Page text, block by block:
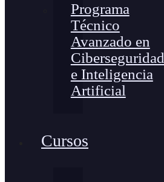
Programa
Técnico
Avanzado en
Ciberseguridad
e Inteligencia
Artificial
Cursos